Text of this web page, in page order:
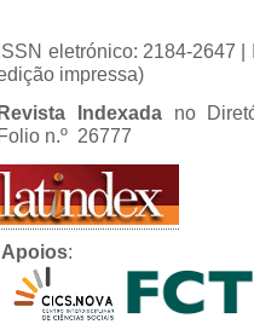
ISSN eletrónico: 2184-2647
impressa)
Revista Indexadano
Folio n.º 26777
Apoios: